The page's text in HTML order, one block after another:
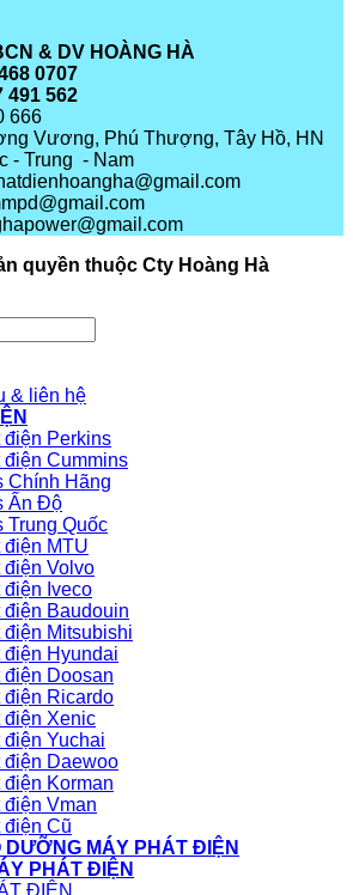
& DV HOÀNG HÀ
0707
491 562
666
Vương, Phú Thượng, Tây Hồ, HN
- Trung - Nam
quyền thuộc Cty Hoàng Hà
& liên hệ
điện Perkins
điện Cummins
Chính Hãng
Ấn Độ
Trung Quốc
điện MTU
điện Volvo
điện Iveco
điện Baudouin
điện Mitsubishi
điện Hyundai
điện Doosan
điện Ricardo
điện Xenic
điện Yuchai
điện Daewoo
điện Korman
điện Vman
điện Cũ
DƯỠNG MÁY PHÁT ĐIỆN
PHÁT ĐIỆN